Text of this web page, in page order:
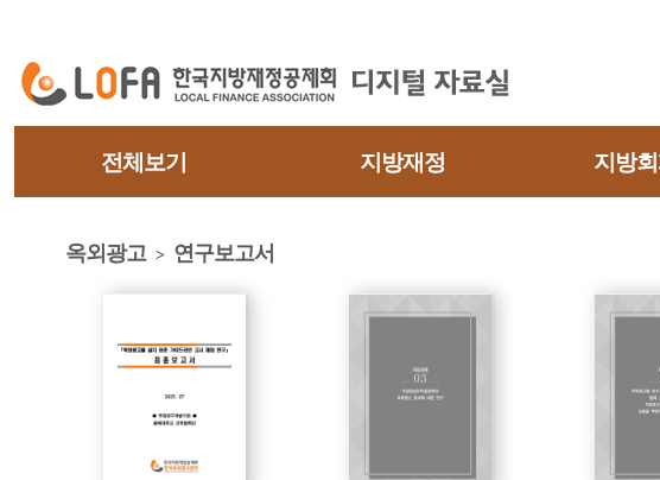
전체보기 지방재정 지방
옥외광고 > 연구보고서